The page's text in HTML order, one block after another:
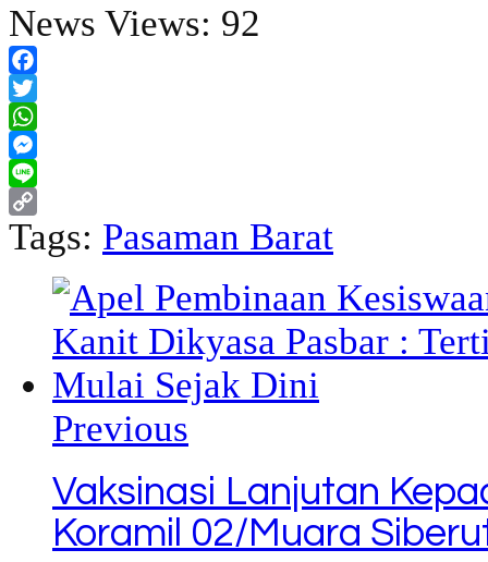
News Views: 92
Facebook
Twitter
WhatsApp
Messenger
Line
Copy
Tags: Pasaman Barat
Previous
Vaksinasi Lanjutan
Koramil 02/Muara